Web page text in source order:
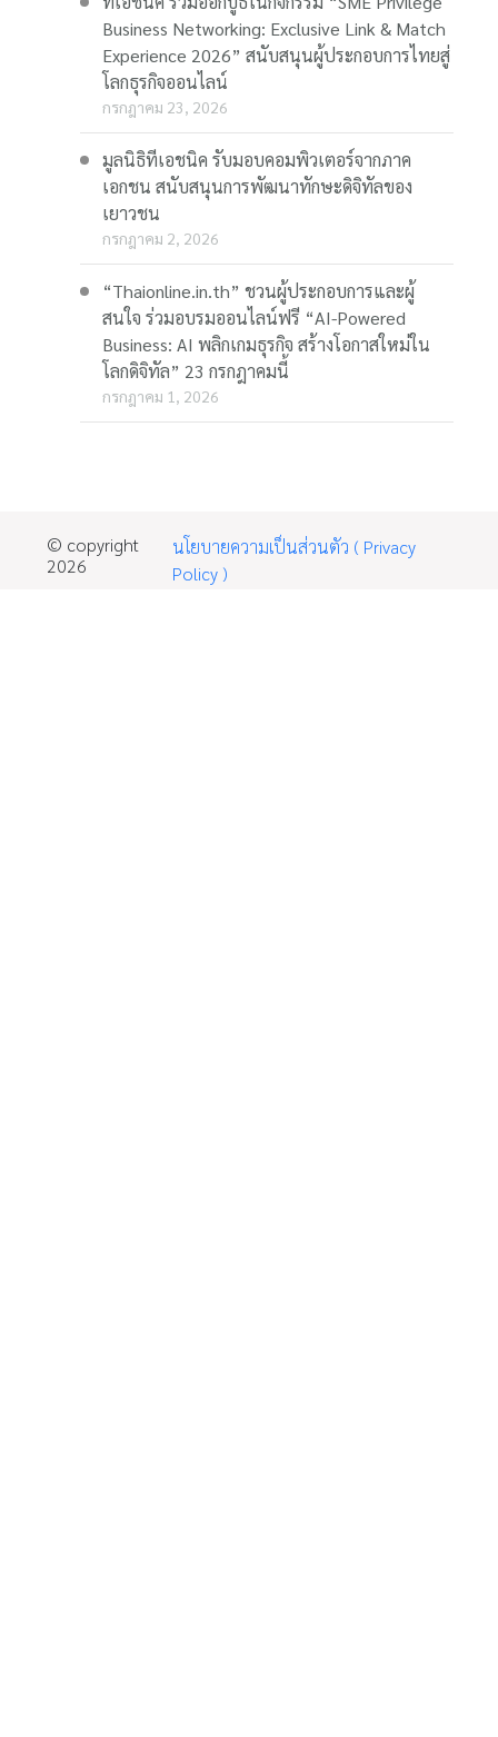
Business Networking: Exclusive Link & Match
Experience 2026” สนับสนุนผู้ประกอบการไทยสู่
โลกธุรกิจออนไลน์
กรกฎาคม 23, 2026
มูลนิธิทีเอชนิค รับมอบคอมพิวเตอร์จากภาค
เอกชน สนับสนุนการพัฒนาทักษะดิจิทัลของ
เยาวชน
กรกฎาคม 2, 2026
“Thaionline.in.th” ชวนผู้ประกอบการและผู้
สนใจ ร่วมอบรมออนไลน์ฟรี “AI-Powered
Business: AI พลิกเกมธุรกิจ สร้างโอกาสใหม่ใน
โลกดิจิทัล” 23 กรกฎาคมนี้
กรกฎาคม 1, 2026
© copyright
2026
นโยบายความเป็นส่วนตัว ( Privacy
Policy )